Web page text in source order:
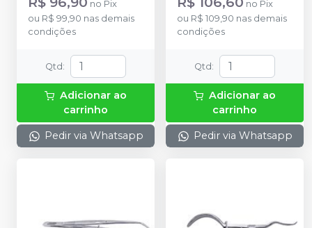
no Pix
ou R$ 99,90 nas demais
condições
Qtd :
Adicionar ao
carrinho
Pedir via Whatsapp
no Pix
ou R$ 109,90 nas demais
condições
Qtd :
Adicionar ao
carrinho
Pedir via Whatsapp